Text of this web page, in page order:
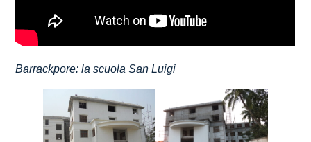
Barrackpore: la scuola San Luigi